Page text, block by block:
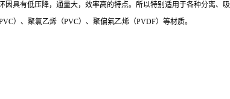
具有低压降，通量大，效率高的特点。所以特别适用于各种分离、
）、聚氯乙烯（PVC）、聚偏氟乙烯（PVDF）等材质。